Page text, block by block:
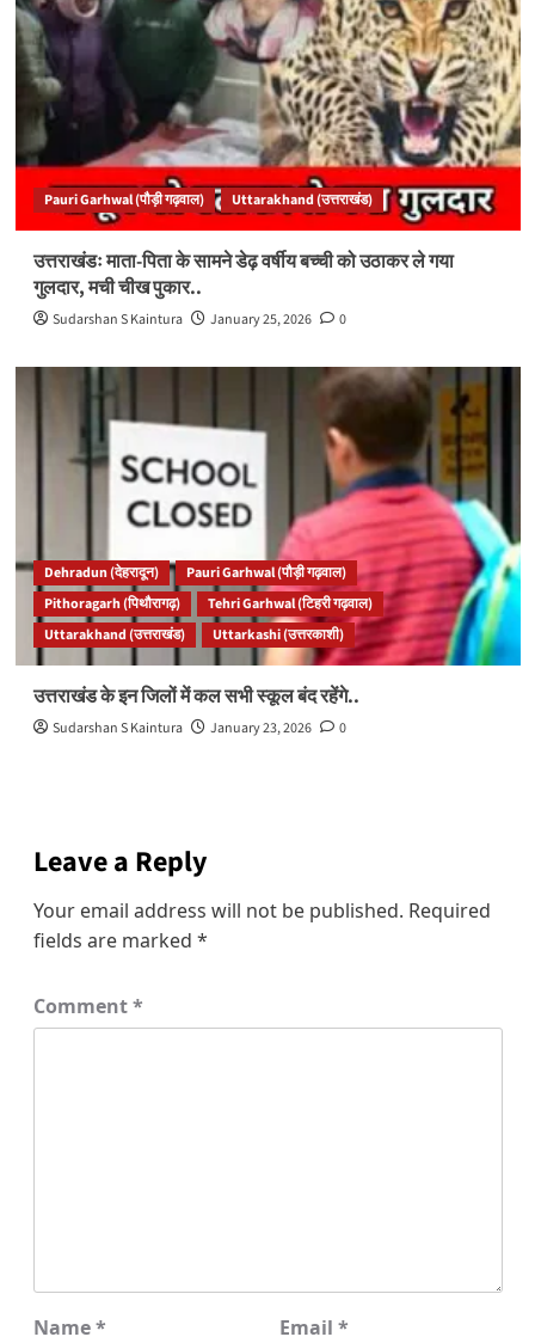
Pauri Garhwal (पौड़ी गढ़वाल) Uttarakhand (उत्तराखंड)
उत्तराखंडः माता-पिता के सामने डेढ़ वर्षीय बच्ची को उठाकर ले गया
गुलदार, मची चीख पुकार..
Sudarshan S Kaintura January 25, 2026 0
Dehradun (देहरादून)
Pauri Garhwal (पौड़ी गढ़वाल)
Pithoragarh (पिथौरागढ़)
Tehri Garhwal (टिहरी गढ़वाल)
Uttarakhand (उत्तराखंड)
Uttarkashi (उत्तरकाशी)
उत्तराखंड के इन जिलों में कल सभी स्कूल बंद रहेंगे..
Sudarshan S Kaintura January 23, 2026 0
Leave a Reply
Your email address will not be published. Required
fields are marked *
Comment*
Name* Email *